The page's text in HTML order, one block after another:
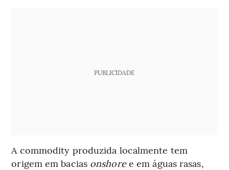
PUBLICIDADE
A commodity produzida localmente tem
origem em bacias onshoree em águas rasas,